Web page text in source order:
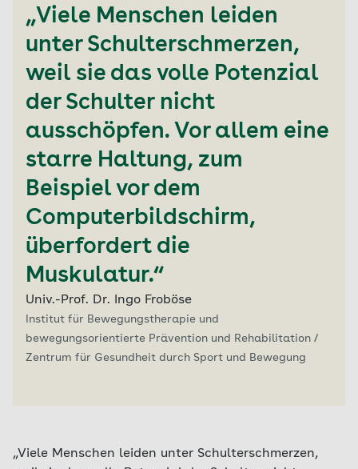
„Viele Menschen leiden
unter Schulterschmerzen,
weil sie das volle Potenzial
der Schulter nicht
ausschöpfen. Vor allem eine
starre Haltung, zum
Beispiel vor dem
Computerbildschirm,
überfordert die
Muskulatur.“
Univ.-Prof. Dr. Ingo Froböse
Institut für Bewegungstherapie und
bewegungsorientierte Prävention und Rehabilitation /
Zentrum für Gesundheit durch Sport und Bewegung
„Viele Menschen leiden unter Schulterschmerzen,